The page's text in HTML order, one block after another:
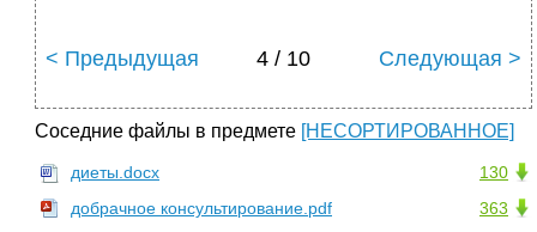
< Предыдущая 4 / 10 Следующая >
Соседние файлы в предмете [НЕСОРТИРОВАННОЕ]
130
диеты.docx
363
добрачное консультирование.pdf